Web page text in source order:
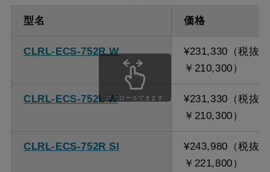
ダクト方向 上
方
最大寸法 870ｍｍ
備考
点検口を設けての最小寸
法は弊社にお問い合わせ
ください。
型名 価格
CLRL-ECS-752R W
¥231,330（税抜
￥210,300）
CLRL-ECS-752L W
¥231,330（税抜
￥210,300）
CLRL-ECS-752R SI
¥243,980（税抜
￥221,800）
スクロールできます